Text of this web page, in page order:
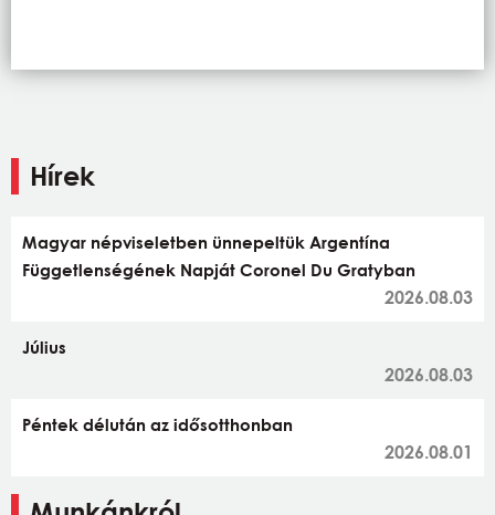
Hírek
Magyar népviseletben ünnepeltük Argentína
Függetlenségének Napját Coronel Du Gratyban
2026.08.03
Július
2026.08.03
Péntek délután az idősotthonban
2026.08.01